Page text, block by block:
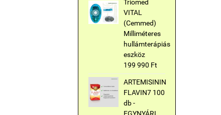
Triomed
VITAL
(Cemmed)
Milliméteres
hullámterápiás
eszköz
199 990 Ft
ARTEMISININ
FLAVIN7 100
db -
EGYNYÁRI